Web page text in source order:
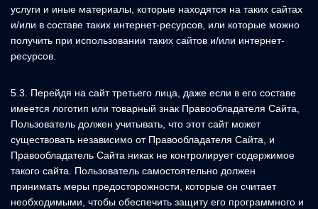
услуги и иные материалы, которые находятся на таких сайтах
и/или в составе таких интернет-ресурсов, или которые можно
получить при использовании таких сайтов и/или интернет-
ресурсов.
5.3. Перейдя на сайт третьего лица, даже если в его составе
имеется логотип или товарный знак Правообладателя Сайта,
Пользователь должен учитывать, что этот сайт может
существовать независимо от Правообладателя Сайта, и
Правообладатель Сайта никак не контролирует содержимое
такого сайта. Пользователь самостоятельно должен
принимать меры предосторожности, которые он считает
необходимыми, чтобы обеспечить защиту его программного и